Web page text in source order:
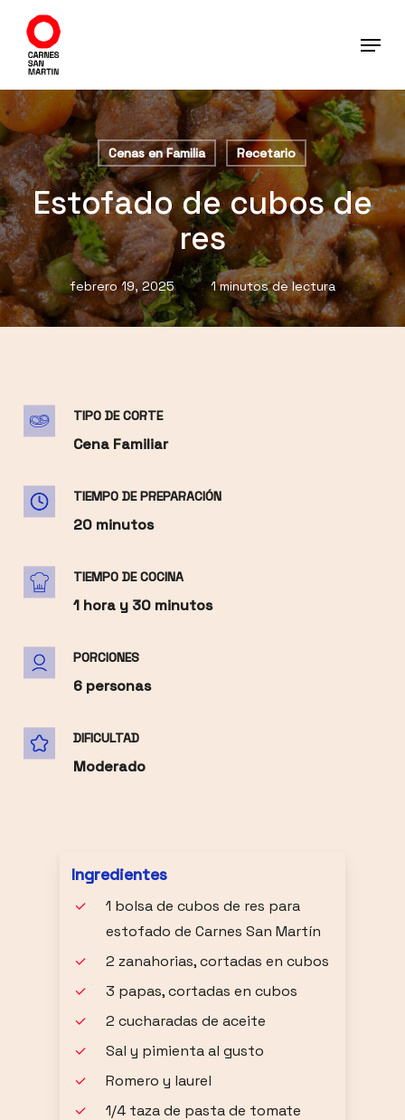
contenido
principal
Cenas en Familia Recetario
Estofado de cubos de
res
febrero 19, 2025 1 minutos de lectura
TIPO DE CORTE
Cena Familiar
TIEMPO DE PREPARACIÓN
20 minutos
TIEMPO DE COCINA
1 hora y 30 minutos
PORCIONES
6 personas
DIFICULTAD
Moderado
Ingredientes
1 bolsa de cubos de res para
estofado de Carnes San Martín
2 zanahorias, cortadas en cubos
3 papas, cortadas en cubos
2 cucharadas de aceite
Sal y pimienta al gusto
Romero y laurel
1/4 taza de pasta de tomate